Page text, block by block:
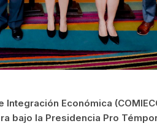
Económica
bajo la Presidencia Pro